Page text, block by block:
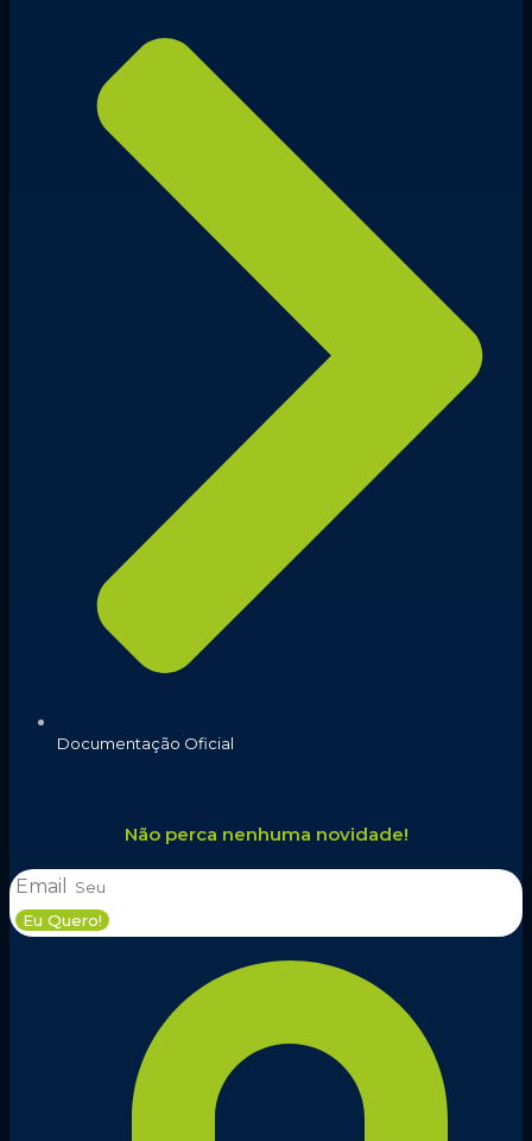
Documentação Oficial
Não perca nenhuma novidade!
Email
Eu Quero!